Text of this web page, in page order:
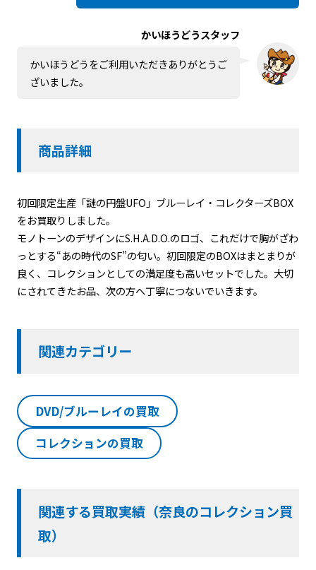
かいほうどうスタッフ
かいほうどうをご利用いただきありがとうご
ざいました。
商品詳細
初回限定生産「謎の円盤UFO」ブルーレイ・コレクターズBOX
をお買取りしました。
モノトーンのデザインにS.H.A.D.O.のロゴ、これだけで胸がざわ
っとする“あの時代のSF”の匂い。初回限定のBOXはまとまりが
良く、コレクションとしての満足度も高いセットでした。大切
にされてきたお品、次の方へ丁寧につないでいきます。
関連カテゴリー
DVD/ブルーレイの買取
コレクションの買取
関連する買取実績（奈良のコレクション買
取）